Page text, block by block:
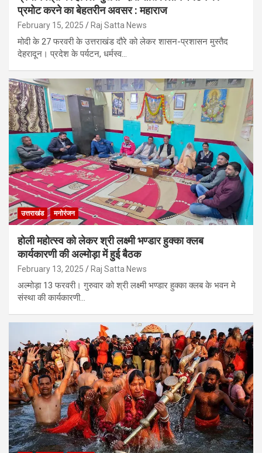
प्रमोट करने का बेहतरीन अवसर : महाराज
February 15, 2025 Raj Satta News
मोदी के 27 फरवरी के उत्तराखंड दौरे को लेकर शासन-प्रशासन मुस्तैद
देहरादून। प्रदेश के पर्यटन, धर्मस्व…
उत्तराखंड मनोरंजन
होली महोत्स्व को लेकर श्री लक्ष्मी भण्डार हुक्का क्लब
कार्यकारणी की अल्मोड़ा में हुई बैठक
February 13, 2025 Raj Satta News
अल्मोड़ा 13 फरवरी। गुरुवार को श्री लक्ष्मी भण्डार हुक्का क्लब के भवन मे
संस्था की कार्यकारणी…